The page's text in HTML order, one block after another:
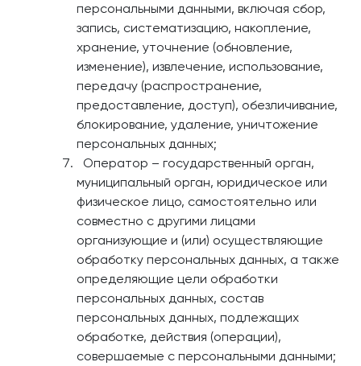
персональными данными, включая сбор,
запись, систематизацию, накопление,
хранение, уточнение (обновление,
изменение), извлечение, использование,
передачу (распространение,
предоставление, доступ), обезличивание,
блокирование, удаление, уничтожение
персональных данных;
Оператор – государственный орган,
муниципальный орган, юридическое или
физическое лицо, самостоятельно или
совместно с другими лицами
организующие и (или) осуществляющие
обработку персональных данных, а также
определяющие цели обработки
персональных данных, состав
персональных данных, подлежащих
обработке, действия (операции),
совершаемые с персональными данными;